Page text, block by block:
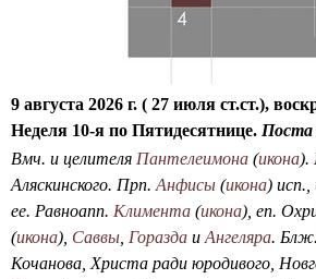
9 августа 2026 г. ( 27 июля ст.ст.),
Неделя 10-я по Пятидесятнице. Поста
Вмч. и целителя Пантелеимона (икона).
Аляскинского. Прп. Анфисы (икона) исп.,
ее. Равноапп. Климента (икона), еп.
(икона), Саввы Горазда и Ангеляра. Блж.
Кочанова, Христа ради юродивого,